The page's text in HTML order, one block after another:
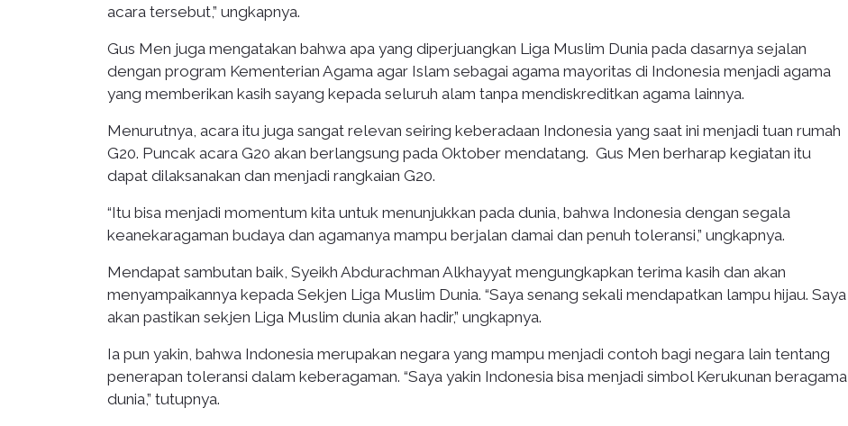
acara tersebut,” ungkapnya.
Gus Men juga mengatakan bahwa apa yang diperjuangkan Liga Muslim Dunia pada dasarnya sejalan
dengan program Kementerian Agama agar Islam sebagai agama mayoritas di Indonesia menjadi agama
yang memberikan kasih sayang kepada seluruh alam tanpa mendiskreditkan agama lainnya.
Menurutnya, acara itu juga sangat relevan seiring keberadaan Indonesia yang saat ini menjadi tuan rumah
G20. Puncak acara G20 akan berlangsung pada Oktober mendatang. Gus Men berharap kegiatan itu
dapat dilaksanakan dan menjadi rangkaian G20.
“Itu bisa menjadi momentum kita untuk menunjukkan pada dunia, bahwa Indonesia dengan segala
keanekaragaman budaya dan agamanya mampu berjalan damai dan penuh toleransi,” ungkapnya.
Mendapat sambutan baik, Syeikh Abdurachman Alkhayyat mengungkapkan terima kasih dan akan
menyampaikannya kepada Sekjen Liga Muslim Dunia. “Saya senang sekali mendapatkan lampu hijau. Saya
akan pastikan sekjen Liga Muslim dunia akan hadir,” ungkapnya.
Ia pun yakin, bahwa Indonesia merupakan negara yang mampu menjadi contoh bagi negara lain tentang
penerapan toleransi dalam keberagaman. “Saya yakin Indonesia bisa menjadi simbol Kerukunan beragama
dunia,” tutupnya.